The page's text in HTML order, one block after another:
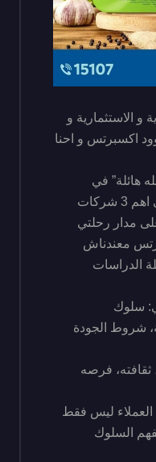
و الاستثمارية و
اكسبرتس و احنا
هائلة” في
الصناعة دي بسبب عملي على اهم 3 شركات
مدار رحلتي
معندناش
الدراسات
سلوك
شروط الجودة
ثقافته، فرصه
ليس فقط
السلوك